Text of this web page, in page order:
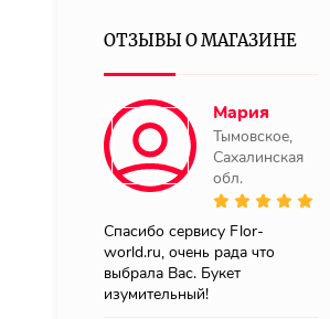
ОТЗЫВЫ О МАГАЗИНЕ
Мария
Тымовское,
Сахалинская
обл.
Спасибо сервису Flor-
world.ru, очень рада что
выбрала Вас. Букет
изумительный!